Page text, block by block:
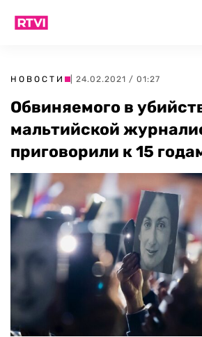
НОВОСТИ | 24.02.2021 / 01:27
Обвиняемого в
мальтийской
приговорили к 15